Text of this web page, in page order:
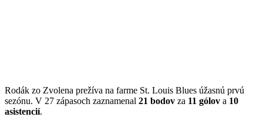
Rodák zo Zvolena prežíva na farme St. Louis Blues úžasnú prvú
sezónu. V 27 zápasoch zaznamenal 21 bodov za 11 gólov a 10
asistencií.